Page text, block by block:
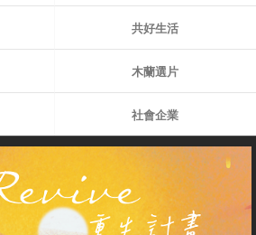
共好生活
木蘭選片
社會企業